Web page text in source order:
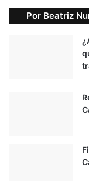
Por Beatriz